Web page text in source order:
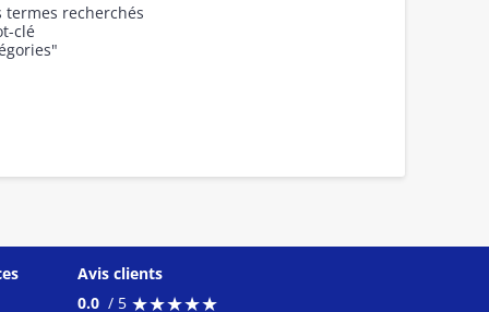
recherchés
clé
Avis clients
0.0 / 5 ★★★★★
★★★★★